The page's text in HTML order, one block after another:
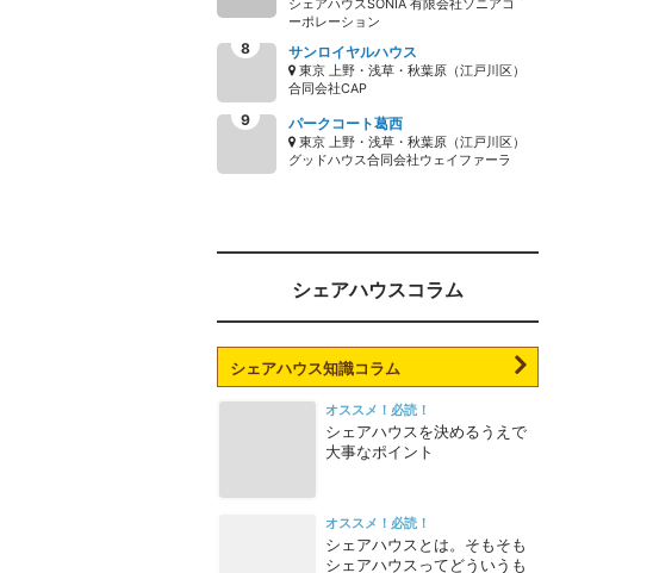
シェアハウスSONIA 有限会社ソニアコ
ーポレーション
サンロイヤルハウス
東京 上野・浅草・秋葉原（江戸川区）
合同会社CAP
パークコート葛西
東京 上野・浅草・秋葉原（江戸川区）
グッドハウス合同会社ウェイファーラ
シェアハウスコラム
シェアハウス知識コラム
オススメ！必読！
シェアハウスを決めるうえで
大事なポイント
オススメ！必読！
シェアハウスとは。そもそも
シェアハウスってどういうも